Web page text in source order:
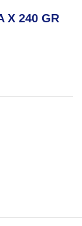
X 240 GR